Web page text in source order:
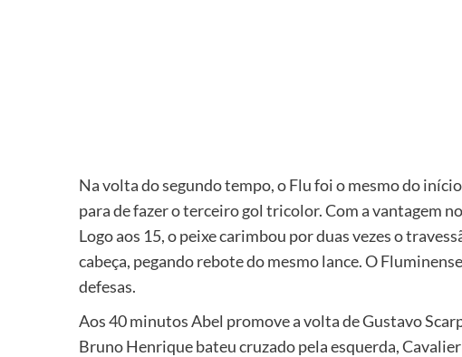
Na volta do segundo tempo, o Flu foi o mesmo do
para de fazer o terceiro gol tricolor. Com a vantagem
Logo aos 15, o peixe carimbou por duas vezes o
cabeça, pegando rebote do mesmo lance. O
defesas.
Aos 40 minutos Abel promove a volta de Gustavo
Bruno Henrique bateu cruzado pela esquerda,